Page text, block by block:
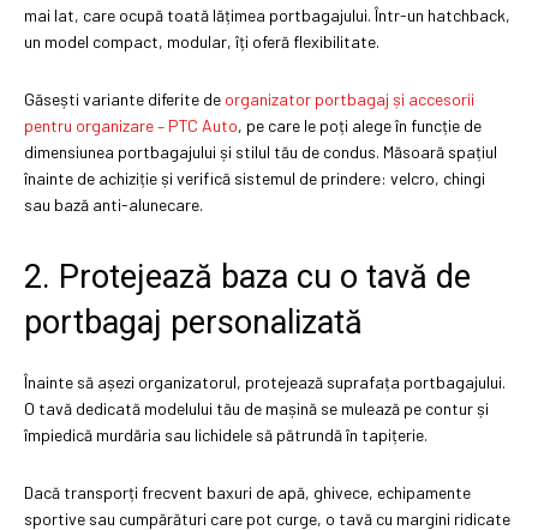
mai lat, care ocupă toată lățimea portbagajului. Într-un hatchback,
un model compact, modular, îți oferă flexibilitate.
Găsești variante diferite de organizator portbagaj și accesorii
pentru organizare – PTC Auto, pe care le poți alege în funcție de
dimensiunea portbagajului și stilul tău de condus. Măsoară spațiul
înainte de achiziție și verifică sistemul de prindere: velcro, chingi
sau bază anti-alunecare.
2. Protejează baza cu o tavă de
portbagaj personalizată
Înainte să așezi organizatorul, protejează suprafața portbagajului.
O tavă dedicată modelului tău de mașină se mulează pe contur și
împiedică murdăria sau lichidele să pătrundă în tapițerie.
Dacă transporți frecvent baxuri de apă, ghivece, echipamente
sportive sau cumpărături care pot curge, o tavă cu margini ridicate